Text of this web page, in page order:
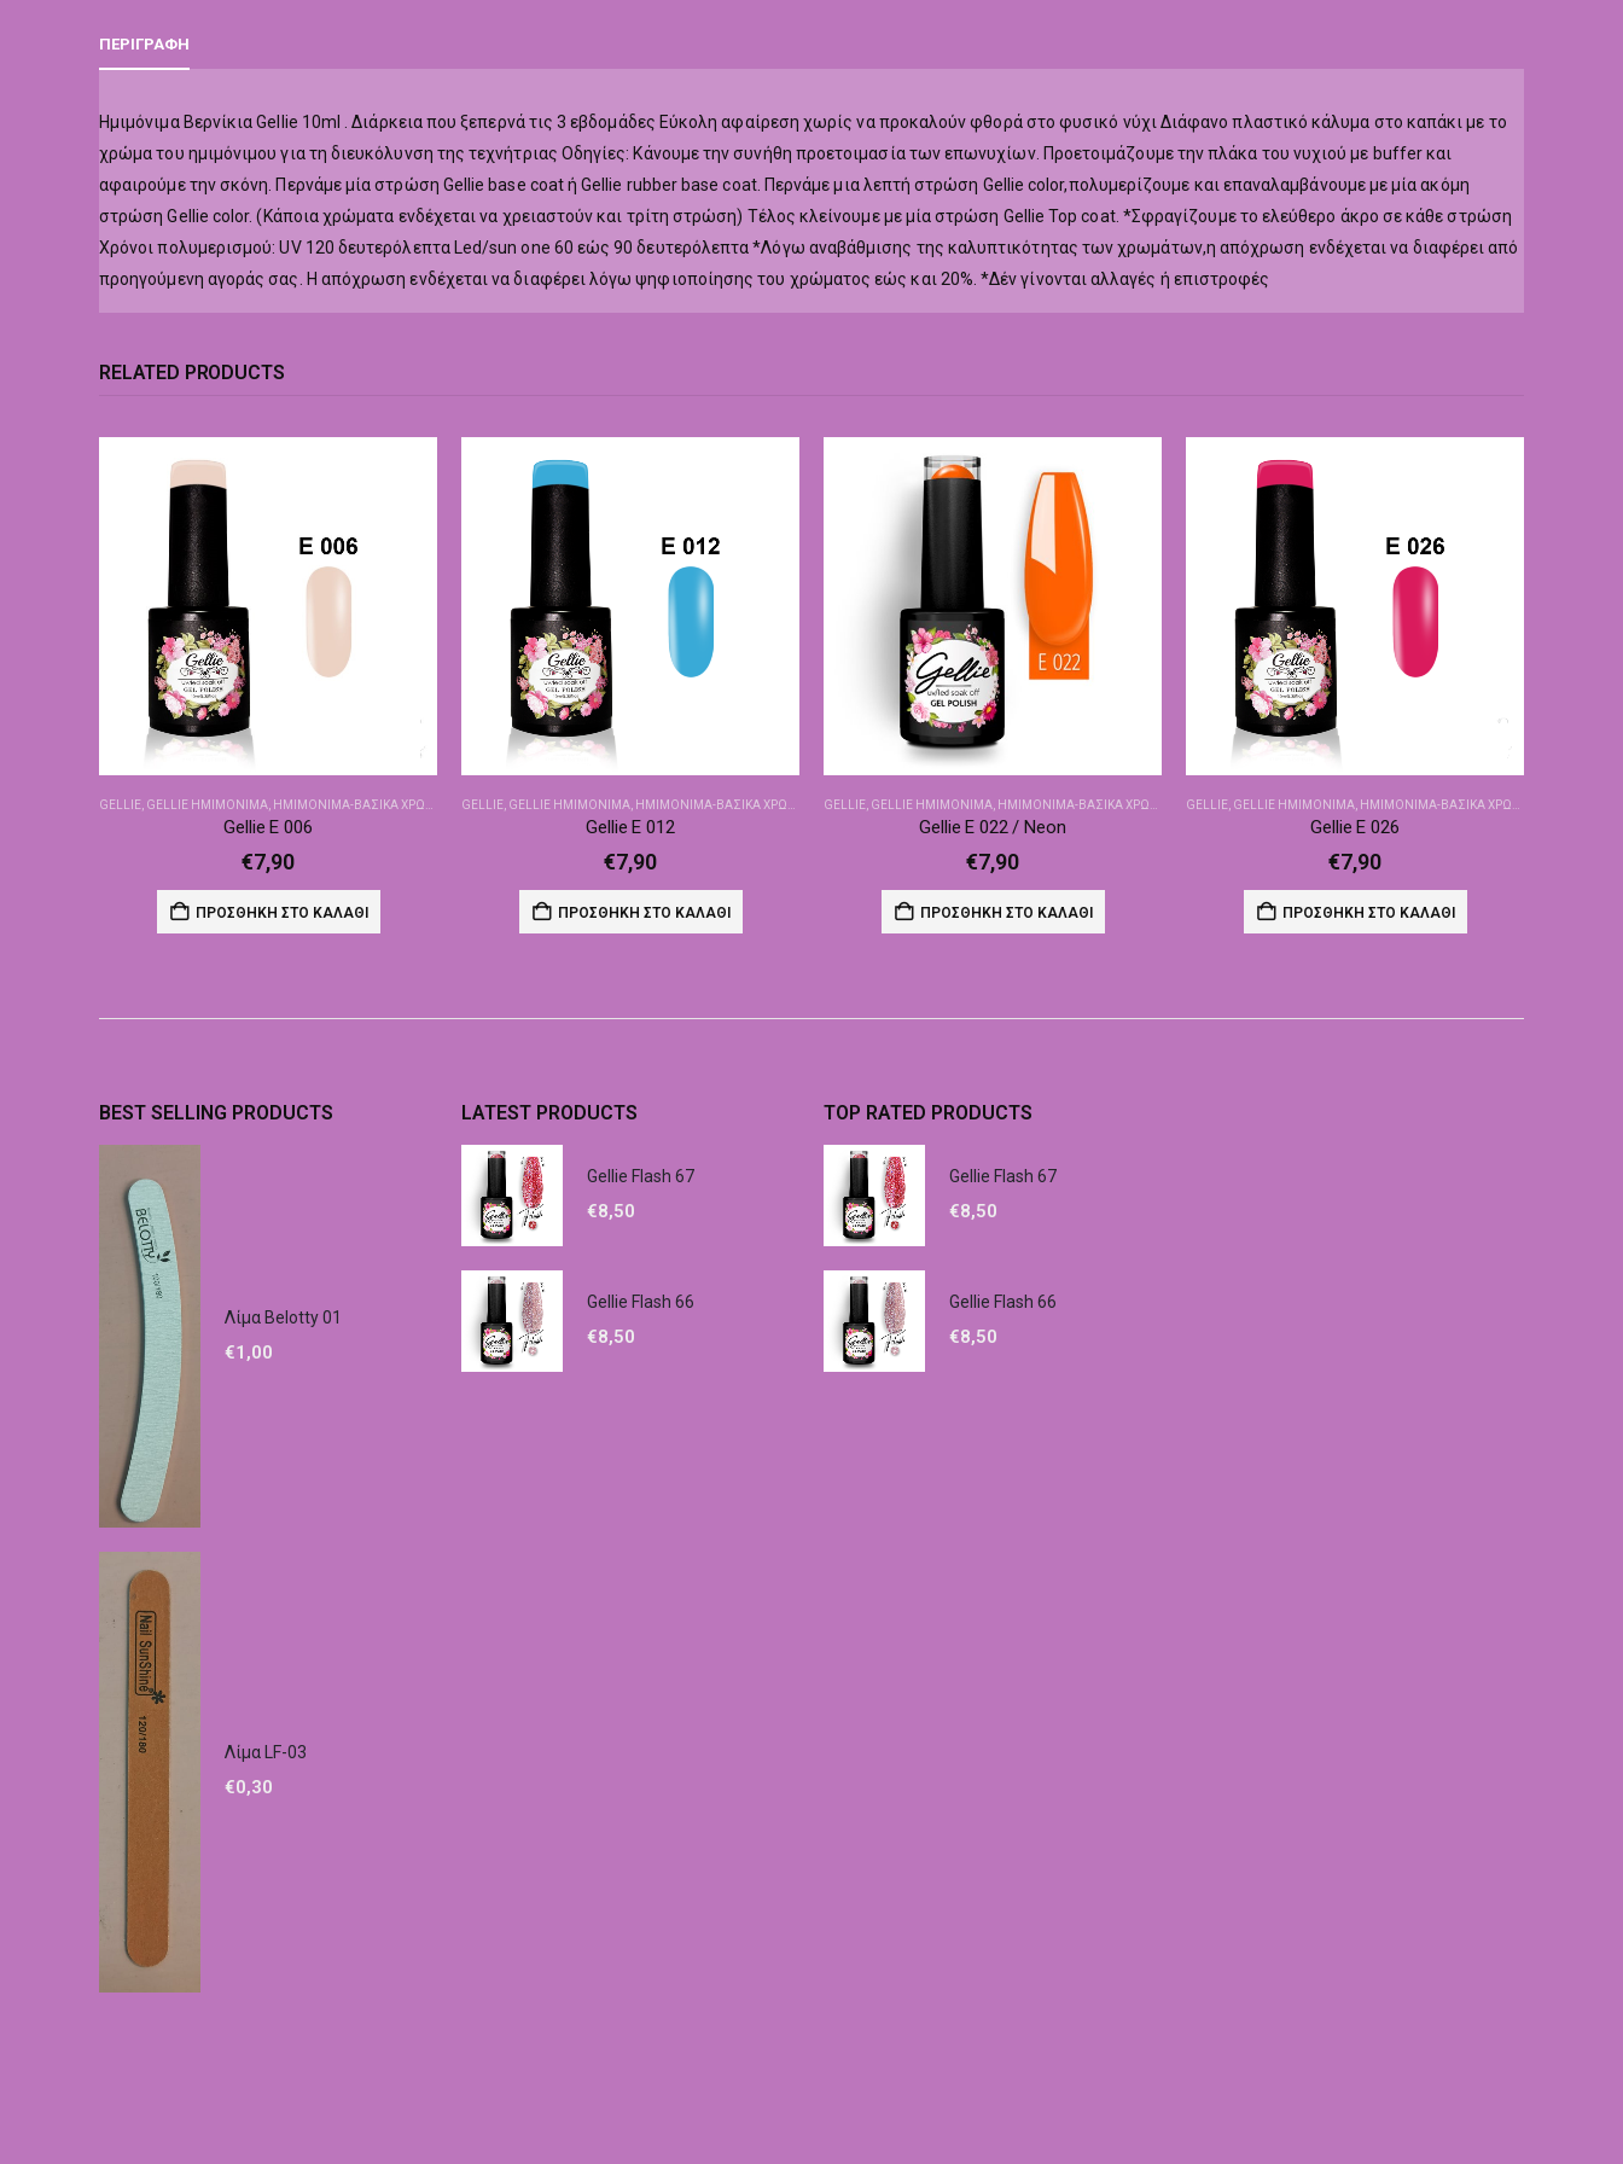
ΠΕΡΙΓΡΑΦΉ
Hμιμόνιμα Βερνίκια Gellie 10ml . Διάρκεια που ξεπερνά τις 3 εβδομάδες Εύκολη αφαίρεση χωρίς να προκαλούν φθορά στο φυσικό νύχι Διάφανο πλαστικό κάλυμα στο καπάκι με το
χρώμα του ημιμόνιμου για τη διευκόλυνση της τεχνήτριας Οδηγίες: Κάνουμε την συνήθη προετοιμασία των επωνυχίων. Προετοιμάζουμε την πλάκα του νυχιού με buffer και
αφαιρούμε την σκόνη. Περνάμε μία στρώση Gellie base coat ή Gellie rubber base coat. Περνάμε μια λεπτή στρώση Gellie color,πολυμερίζουμε και επαναλαμβάνουμε με μία ακόμη
στρώση Gellie color. (Κάποια χρώματα ενδέχεται να χρειαστούν και τρίτη στρώση) Τέλος κλείνουμε με μία στρώση Gellie Top coat. *Σφραγίζουμε το ελεύθερο άκρο σε κάθε στρώση
Χρόνοι πολυμερισμού: UV 120 δευτερόλεπτα Led/sun one 60 εώς 90 δευτερόλεπτα *Λόγω αναβάθμισης της καλυπτικότητας των χρωμάτων,η απόχρωση ενδέχεται να διαφέρει από
προηγούμενη αγοράς σας. Η απόχρωση ενδέχεται να διαφέρει λόγω ψηφιοποίησης του χρώματος εώς και 20%. *Δέν γίνονται αλλαγές ή επιστροφές
RELATED PRODUCTS
GELLIE, GELLIE ΗΜΙΜΌΝΙΜΑ, ΗΜΙΜΌΝΙΜΑ-ΒΑΣΙΚΆ ΧΡΏΜΑΤΑ
Gellie E 006
€7,90
ΠΡΟΣΘΉΚΗ ΣΤΟ ΚΑΛΆΘΙ
GELLIE, GELLIE ΗΜΙΜΌΝΙΜΑ, ΗΜΙΜΌΝΙΜΑ-ΒΑΣΙΚΆ ΧΡΏΜΑΤΑ
Gellie E 012
€7,90
ΠΡΟΣΘΉΚΗ ΣΤΟ ΚΑΛΆΘΙ
GELLIE, GELLIE ΗΜΙΜΌΝΙΜΑ, ΗΜΙΜΌΝΙΜΑ-ΒΑΣΙΚΆ ΧΡΏΜΑΤΑ
Gellie E 022 / Neon
€7,90
ΠΡΟΣΘΉΚΗ ΣΤΟ ΚΑΛΆΘΙ
GELLIE, GELLIE ΗΜΙΜΌΝΙΜΑ, ΗΜΙΜΌΝΙΜΑ-ΒΑΣΙΚΆ ΧΡΏΜΑΤΑ
Gellie E 026
€7,90
ΠΡΟΣΘΉΚΗ ΣΤΟ ΚΑΛΆΘΙ
BEST SELLING PRODUCTS
Λίμα Belotty 01
€1,00
Λίμα LF-03
€0,30
LATEST PRODUCTS
Gellie Flash 67
€8,50
Gellie Flash 66
€8,50
TOP RATED PRODUCTS
Gellie Flash 67
€8,50
Gellie Flash 66
€8,50